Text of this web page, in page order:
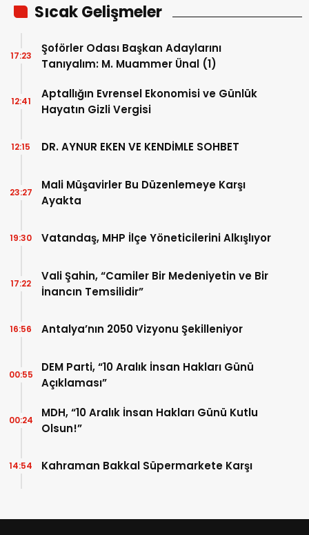
Sıcak Gelişmeler
Şoförler Odası Başkan Adaylarını
Tanıyalım: M. Muammer Ünal (1)
17:23
Aptallığın Evrensel Ekonomisi ve Günlük
Hayatın Gizli Vergisi
12:41
DR. AYNUR EKEN VE KENDİMLE SOHBET
12:15
Mali Müşavirler Bu Düzenlemeye Karşı
Ayakta
23:27
Vatandaş, MHP İlçe Yöneticilerini Alkışlıyor
19:30
Vali Şahin, “Camiler Bir Medeniyetin ve Bir
İnancın Temsilidir”
17:22
Antalya’nın 2050 Vizyonu Şekilleniyor
16:56
DEM Parti, “10 Aralık İnsan Hakları Günü
Açıklaması”
00:55
MDH, “10 Aralık İnsan Hakları Günü Kutlu
Olsun!”
00:24
Kahraman Bakkal Süpermarkete Karşı
14:54